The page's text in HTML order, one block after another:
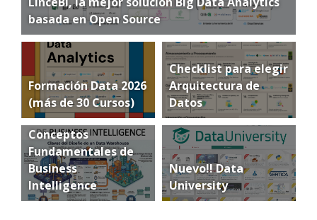
basada en Open Source
Formación Data 2026
(más de 30 Cursos)
Checklist para elegir
Arquitectura de
Datos
Conceptos
Fundamentales de
Business
Intelligence
Nuevo!! Data
University